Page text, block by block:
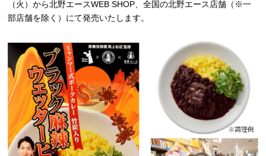
（火）から北野エースWEB SHOP、全国の北野エース店舗（※一
部店舗を除く）にて発売いたします。